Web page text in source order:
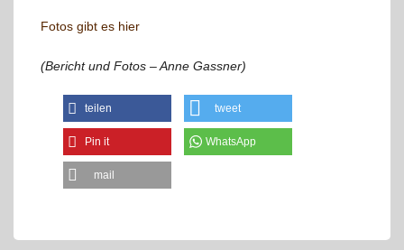
Fotos gibt es hier
(Bericht und Fotos – Anne Gassner)
teilen tweet
Pin it WhatsApp
mail